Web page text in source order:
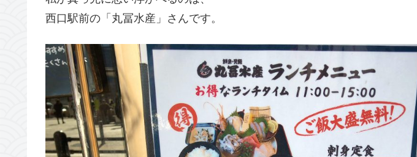
西口駅前の「丸冨水産」さんです。